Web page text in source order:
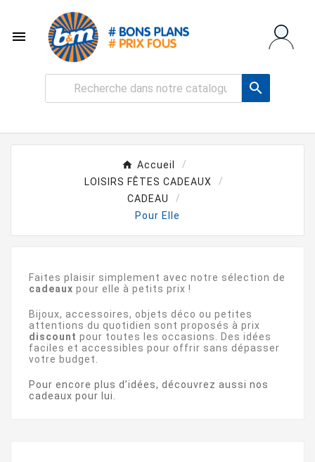


Accueil
LOISIRS FÊTES CADEAUX
CADEAU
Pour Elle
Faites plaisir simplement avec notre sélection de
cadeaux pour elle à petits prix !
Bijoux, accessoires, objets déco ou petites
attentions du quotidien sont proposés à prix
discount pour toutes les occasions. Des idées
faciles et accessibles pour offrir sans dépasser
votre budget.
Pour encore plus d’idées, découvrez aussi nos
cadeaux pour lui